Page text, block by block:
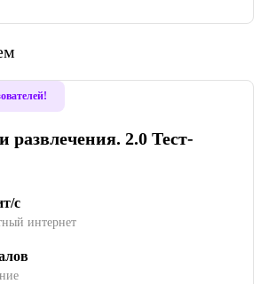
развлечения. 2.0 Тест-
с
интернет